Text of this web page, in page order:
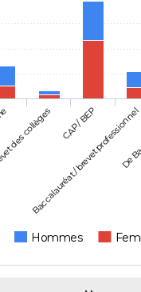
Hommes
collèges CAP / BEP
Baccalauréat / brevet professionnel
De